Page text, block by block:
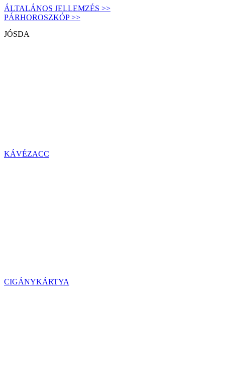
ÁLTALÁNOS JELLEMZÉS >>
PÁRHOROSZKÓP >>
JÓSDA
KÁVÉZACC
CIGÁNYKÁRTYA